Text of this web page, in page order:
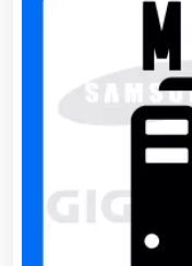
Bares y
Basculas
Bebidas
Belleza